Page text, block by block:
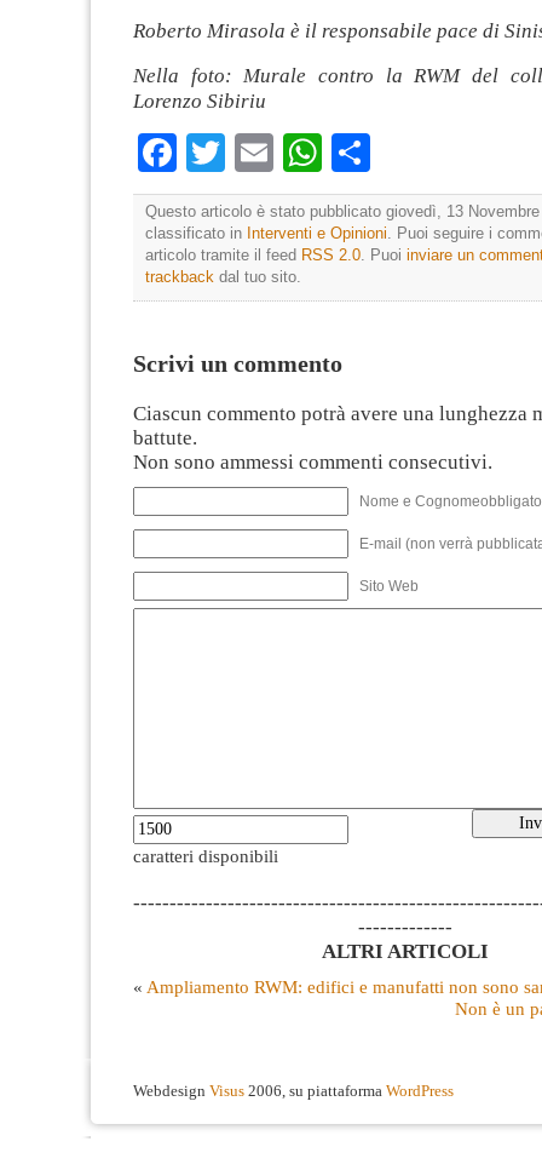
Roberto Mirasola è il responsabile pace di
Nella foto: Murale contro la RWM del
Lorenzo Sibiriu
Facebook
TwitterEmailWhatsApp
Questo articolo è stato pubblicato giovedì, 13
classificato in Interventi e Opinioni . Puoi seguire i
articolo tramite il feed RSS 2.0 . Puoi inviare un
trackback dal tuo sito.
Scrivi un commento
Ciascun commento potrà avere una lunghezza
battute.
Non sono ammessi commenti consecutivi.
Nome e
E-mail (non verrà
Sito Web
caratteri disponibili
-------------
ALTRI ARTICOLI
« Ampliamento RWM: edifici e manufatti non sono
Non è un
Webdesign Visus 2006, su piattaforma WordPress